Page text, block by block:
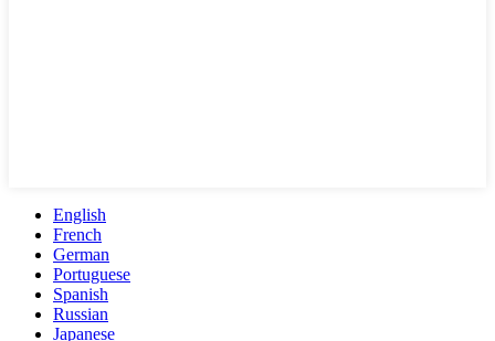
English
French
German
Portuguese
Spanish
Russian
Japanese